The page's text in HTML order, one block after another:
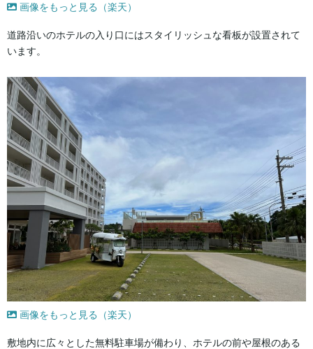
画像をもっと見る（楽天）
道路沿いのホテルの入り口にはスタイリッシュな看板が設置されて
います。
画像をもっと見る（楽天）
敷地内に広々とした無料駐車場が備わり、ホテルの前や屋根のある